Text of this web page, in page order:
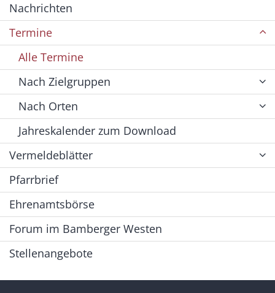
Nachrichten
Termine
Alle Termine
Nach Zielgruppen
Nach Orten
Jahreskalender zum Download
Vermeldeblätter
Pfarrbrief
Ehrenamtsbörse
Forum im Bamberger Westen
Stellenangebote